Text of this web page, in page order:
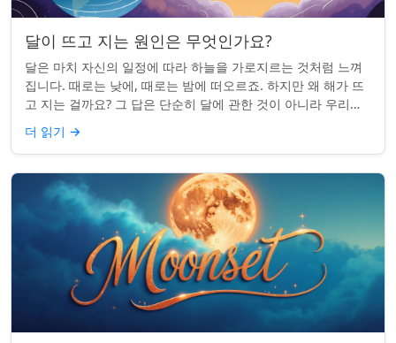
달이 뜨고 지는 원인은 무엇인가요?
달은 마치 자신의 일정에 따라 하늘을 가로지르는 것처럼 느껴
집니다. 때로는 낮에, 때로는 밤에 떠오르죠. 하지만 왜 해가 뜨
고 지는 걸까요? 그 답은 단순히 달에 관한 것이 아니라 우리에
관한 것입니다. 핵심 통찰:...
더 읽기 →